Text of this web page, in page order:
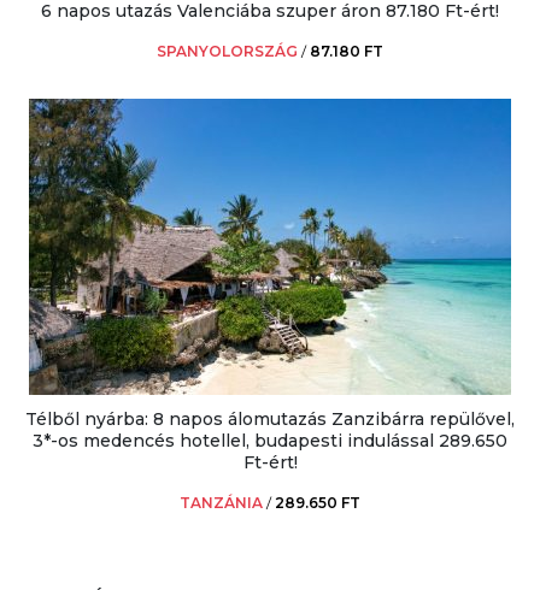
6 napos utazás Valenciába szuper áron 87.180 Ft-ért!
SPANYOLORSZÁG / 87.180 FT
Télből nyárba: 8 napos álomutazás Zanzibárra repülővel,
3*-os medencés hotellel, budapesti indulással 289.650
Ft-ért!
TANZÁNIA /289.650 FT